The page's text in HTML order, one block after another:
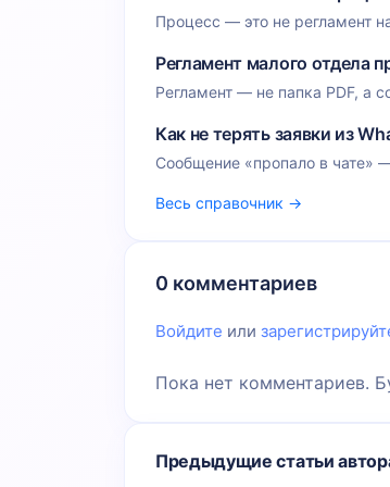
Процесс — это не регламент
Регламент малого отдела
Регламент — не папка PDF, а
Как не терять заявки из
Сообщение «пропало в чате»
Весь справочник →
0 комментариев
Войдите или
Пока нет комментариев.
Предыдущие статьи